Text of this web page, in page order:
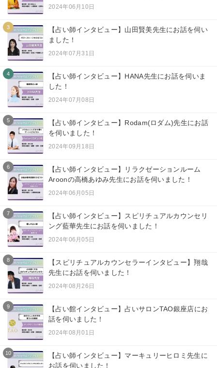
2024年06月10日
3
【占い師インタビュー】山田賢美先生にお話を伺い
ました！
2024年07月31日
4
【占い師インタビュー】HANA先生にお話を伺いま
した！
2024年07月08日
5
【占い師インタビュー】Rodam(ロダム)先生にお話
を伺いました！
2024年09月18日
6
【占い師インタビュー】リラクゼーションルーム
Aroonの高橋あゆみ先生にお話を伺いました！
2024年06月05日
7
【占い師インタビュー】スピリチュアルカウンセリ
ング藍華先生にお話を伺いました！
2024年06月05日
8
【スピリチュアルカウンセラーインタビュー】翔哉
先生にお話を伺いました！
2024年08月26日
9
【占い館インタビュー】占いサロンTAO銀座店にお
話を伺いました！
2024年08月01日
10
【占い師インタビュー】マーキュリーヒロミ先生に
お話を伺いました！